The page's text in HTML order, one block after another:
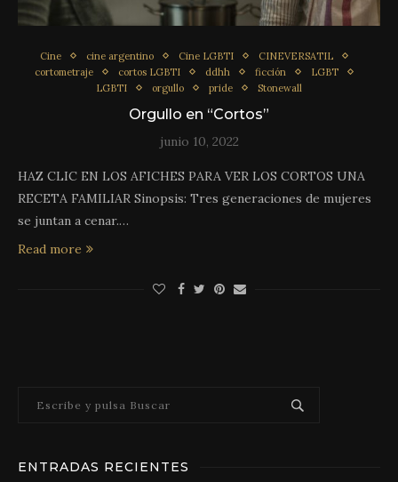
Cine cine argentino Cine LGBTI
CINEVERSATIL
cortometraje
cortos LGBTI ddhh ficción
LGBT
LGBTI
orgullo pride Stonewall
Orgullo en “Cortos”
junio 10, 2022
HAZ CLIC EN LOS AFICHES PARA VER LOS CORTOS UNA
RECETA FAMILIAR Sinopsis: Tres generaciones de mujeres
se juntan a cenar.…
Read more
ENTRADAS RECIENTES